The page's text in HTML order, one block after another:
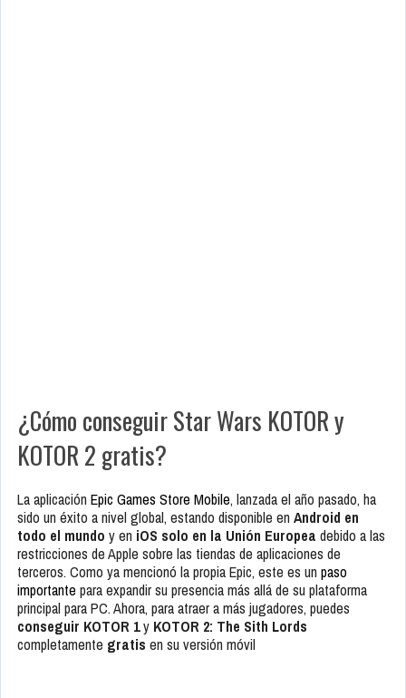
¿Cómo conseguir Star Wars KOTOR y
KOTOR 2 gratis?
La aplicación Epic Games Store Mobile, lanzada el año pasado, ha
sido un éxito a nivel global, estando disponible en Android en
todo el mundo y en iOS solo en la Unión Europea debido a las
restricciones de Apple sobre las tiendas de aplicaciones de
terceros. Como ya mencionó la propia Epic, este es un paso
importante para expandir su presencia más allá de su plataforma
principal para PC. Ahora, para atraer a más jugadores, puedes
conseguir KOTOR 1y KOTOR 2: The Sith Lords
completamente gratis en su versión móvil